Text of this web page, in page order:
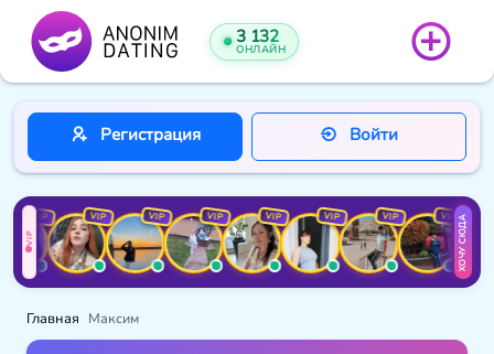
3 132
ОНЛАЙН
Регистрация Войти
VIP
VIP VIP VIP VIP VIP VIP VIP VIP ХОЧУ СЮДА
Главная Максим